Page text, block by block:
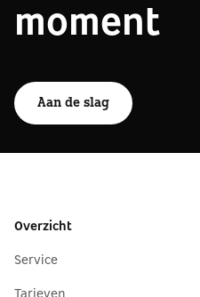
moment
Aan de slag
Overzicht
Service
Tarieven